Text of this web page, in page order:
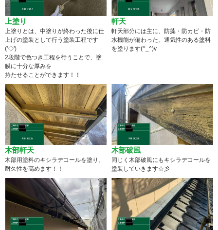
上塗り
上塗りとは、中塗りが終わった後に仕
上げの塗装として行う塗装工程です
('◇')ゞ
2段階で色つき工程を行うことで、塗
膜に十分な厚みを
持たせることができます！！
軒天
軒天部分には主に、防藻・防カビ・防
水機能が備わった、通気性のある塗料
を塗ります(^_^)v
木部軒天
木部用塗料のキシラデコールを塗り、
耐久性を高めます！！
木部破風
同じく木部破風にもキシラデコールを
塗装していきます☆彡